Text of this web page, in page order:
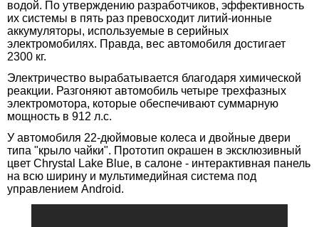
водой. По утверждению разработчиков, эффективность
их системы в пять раз превосходит литий-ионные
аккумуляторы, используемые в серийных
электромобилях. Правда, вес автомобиля достигает
2300 кг.
Электричество вырабатывается благодаря химической
реакции. Разгоняют автомобиль четыре трехфазных
электромотора, которые обеспечивают суммарную
мощность в 912 л.с.
У автомобиля 22-дюймовые колеса и двойные двери
типа "крыло чайки". Прототип окрашен в эксклюзивный
цвет Chrystal Lake Blue, в салоне - интерактивная панель
на всю ширину и мультимедийная система под
управлением Android.